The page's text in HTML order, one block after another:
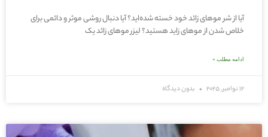
آیا از شر موهای زائد خود خسته شده‌اید؟ آیا دنبال روشی موثر و دائمی برای
خلاص شدن از موهای زاید هستید؟ لیزر موهای زائد یک
ادامه مطلب »
12 نوامبر, 2025 بدون دیدگاه